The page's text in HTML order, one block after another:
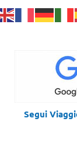
Segui